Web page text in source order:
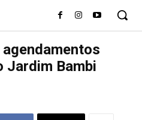
Jardim Bambi